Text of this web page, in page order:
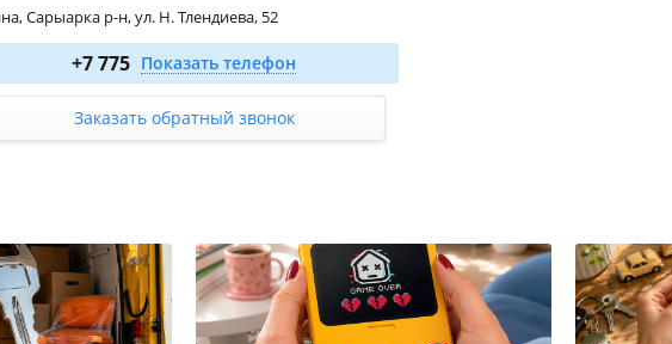
Сарыарка р-н, ул. Н. Тлендиева, 52
27.3 м²
от 9 555 000
55.7 м²
от 19 495 000 ₸
65.6 м²
+7 775 Показать телефон
Заказать обратный звонок